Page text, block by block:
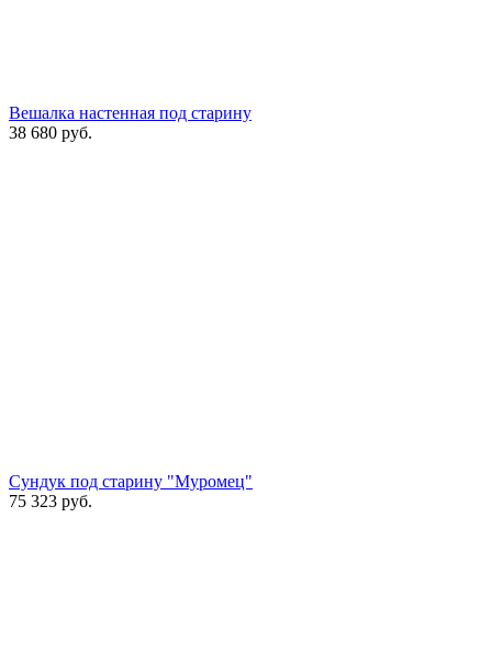
Вешалка настенная под старину
38 680 руб.
Сундук под старину "Муромец"
75 323 руб.